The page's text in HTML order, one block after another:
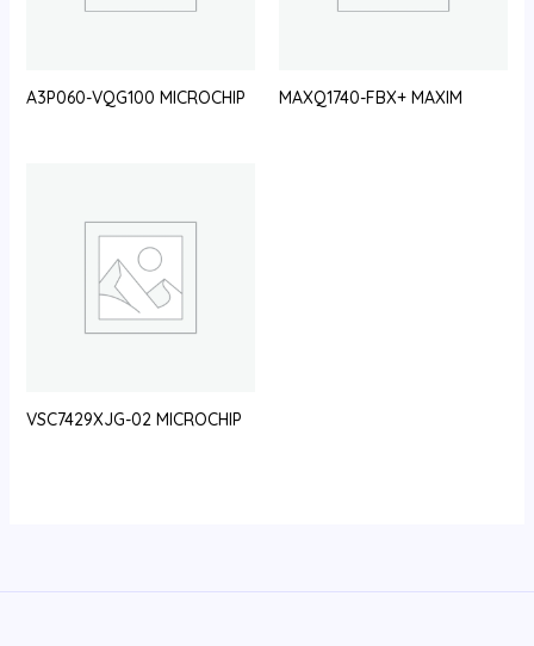
A3P060-VQG100 MICROCHIP MAXQ1740-FBX+ MAXIM
VSC7429XJG-02 MICROCHIP